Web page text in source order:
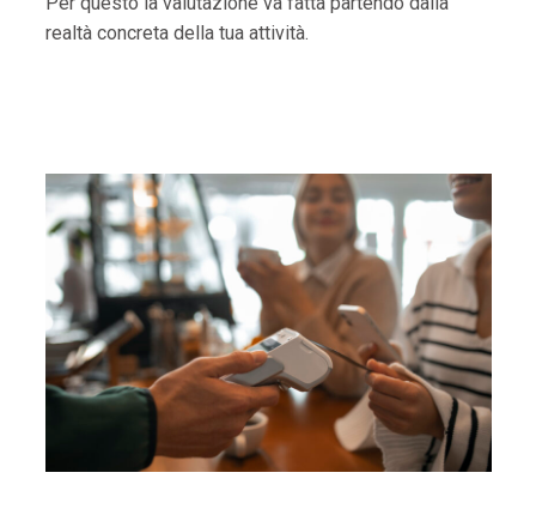
realtà concreta della tua attività.